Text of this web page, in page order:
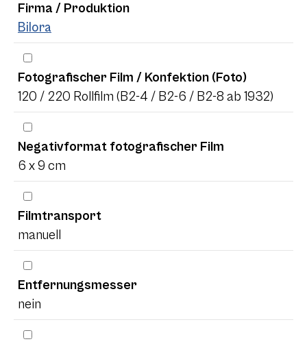
Firma / Produktion
Bilora
Fotografischer Film / Konfektion (Foto)
120 / 220 Rollfilm (B2-4 / B2-6 / B2-8 ab 1932)
Negativformat fotografischer Film
6 x 9 cm
Filmtransport
manuell
Entfernungsmesser
nein